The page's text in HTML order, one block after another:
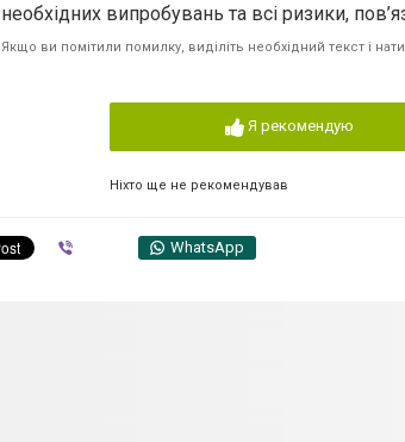
необхідних випробувань та всі ризики,
Якщо ви помітили помилку, виділіть необхідний текст і
Я рекомендую
Ніхто ще не рекомендував
WhatsApp